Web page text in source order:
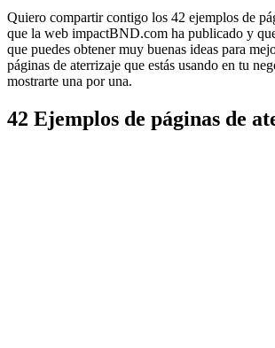
Quiero compartir contigo los 42 ejemplos de
que la web impactBND.com ha publicado y
que puedes obtener muy buenas ideas para
páginas de aterrizaje que estás usando en tu
mostrarte una por una.
42 Ejemplos de páginas de